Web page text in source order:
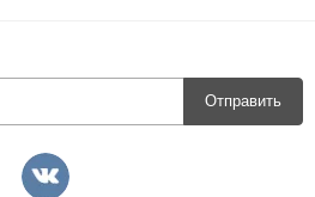
Отправить